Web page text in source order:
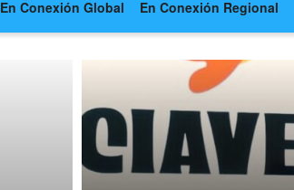
En Conexión Global En Conexión Regional